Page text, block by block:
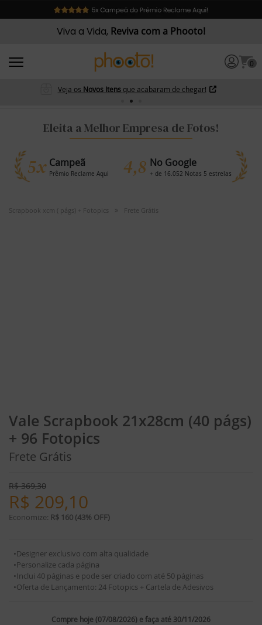
Viva a Vida, Reviva com a Phooto!
0
Veja os Novos Itens que acabaram de chegar!
Eleita a Melhor Empresa de Fotos!
5x Campeã
Prêmio Reclame Aqui 4,8 No Google
+ de 16.052 Notas 5 estrelas
Scrapbook xcm ( págs) + Fotopics Frete Grátis
Vale Scrapbook 21x28cm (40 págs)
+ 96 Fotopics
Frete Grátis
R$369,30
R$ 209,10
Economize: R$ 160 (43% OFF)
•Designer exclusivo com alta qualidade
•Personalize cada página
•Inclui 40 páginas e pode ser criado com até 50 páginas
•Oferta de Lançamento: 24 Fotopics + Cartela de Adesivos
Compre hoje (07/08/2026) e faça até 30/11/2026